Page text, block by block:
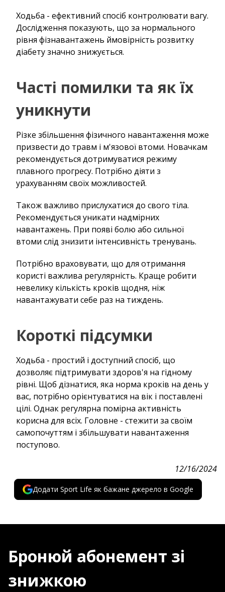
Ходьба - ефективний спосіб контролювати вагу.
Дослідження показують, що за нормального
рівня фізнавантажень ймовірність розвитку
діабету значно знижується.
Часті помилки та як їх
уникнути
Різке збільшення фізичного навантаження може
призвести до травм і м'язової втоми. Новачкам
рекомендується дотримуватися режиму
плавного прогресу. Потрібно діяти з
урахуванням своїх можливостей.
Також важливо прислухатися до свого тіла.
Рекомендується уникати надмірних
навантажень. При появі болю або сильної
втоми слід знизити інтенсивність тренувань.
Потрібно враховувати, що для отримання
користі важлива регулярність. Краще робити
невелику кількість кроків щодня, ніж
навантажувати себе раз на тиждень.
Короткі підсумки
Ходьба - простий і доступний спосіб, що
дозволяє підтримувати здоров'я на гідному
рівні. Щоб дізнатися, яка норма кроків на день у
вас, потрібно орієнтуватися на вік і поставлені
цілі. Однак регулярна помірна активність
корисна для всіх. Головне - стежити за своїм
самопочуттям і збільшувати навантаження
поступово.
12/16/2024
Додати Sport Life як бажане джерело в Google
Бронюй абонемент зі
знижкою